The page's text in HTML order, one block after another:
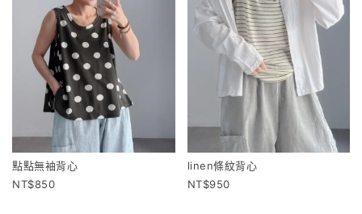
點點無袖背心
850
linen條紋背心
950